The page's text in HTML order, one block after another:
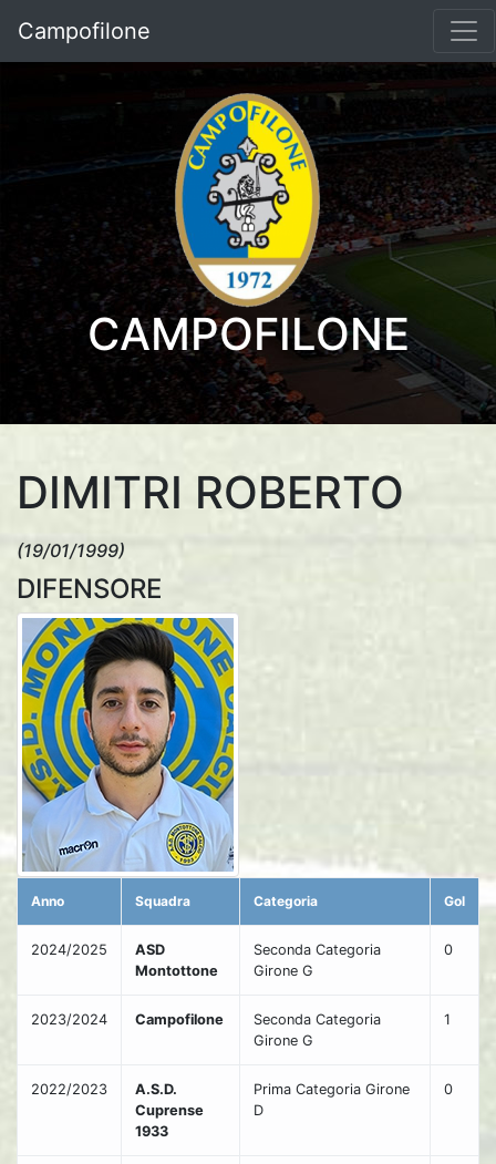
Campofilone
CAMPOFILONE
DIMITRI ROBERTO
(19/01/1999)
DIFENSORE
Anno Squadra Categoria Gol
2024/2025
ASD
Montottone
Seconda Categoria
Girone G
0
2023/2024 Campofilone
Seconda Categoria
Girone G
1
2022/2023
A.S.D.
Cuprense
1933
Prima Categoria Girone
D
0